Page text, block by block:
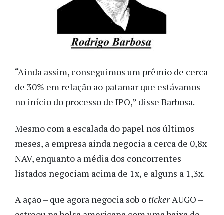
“Ainda assim, conseguimos um prêmio de cerca
de 30% em relação ao patamar que estávamos
no início do processo de IPO,” disse Barbosa.
Mesmo com a escalada do papel nos últimos
meses, a empresa ainda negocia a cerca de 0,8x
NAV, enquanto a média dos concorrentes
listados negociam acima de 1x, e alguns a 1,3x.
A ação – que agora negocia sob o tickerAUGO –